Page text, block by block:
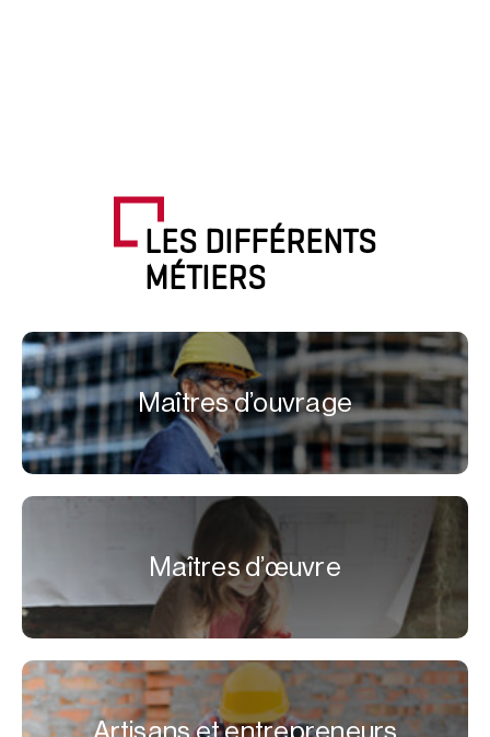
LES DIFFÉRENTS
MÉTIERS
Maîtres d’ouvrage
Maîtres d’œuvre
Artisans et entrepreneurs